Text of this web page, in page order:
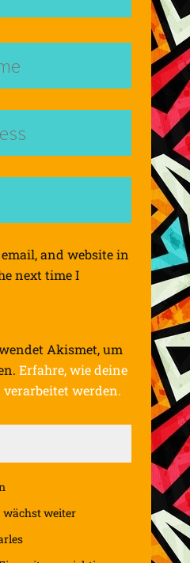
email, and website in
next time I
Akismet, um
Erfahre, wie deine
werden.
wächst weiter